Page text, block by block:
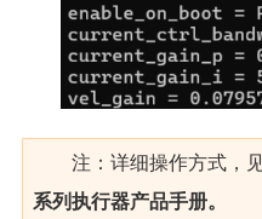
注：详细操作方式，
系列执行器产品手册。